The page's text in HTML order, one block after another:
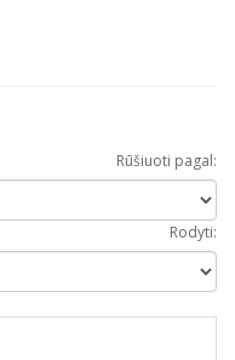
Rūšiuoti pagal:
Rodyti: